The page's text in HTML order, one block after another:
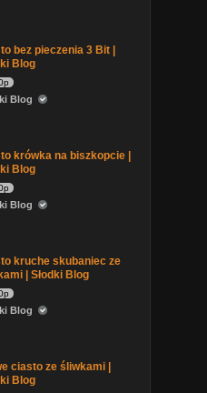
bez pieczenia 3 Bit |
Blog
Blog
krówka na biszkopcie |
Blog
Blog
kruche skubaniec ze
| Słodki Blog
Blog
ciasto ze śliwkami |
Blog